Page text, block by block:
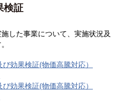
検証
した事業について、実施状況及
効果検証(物価高騰対応）
効果検証(物価高騰対応）